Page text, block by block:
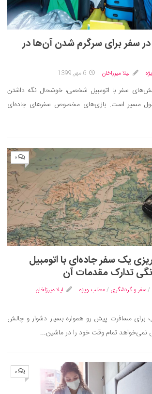
در سفر برای سرگرم شدن آن‌ها در
لیلا میرزاخان 6 مهر, 1399
سفر با اتومبیل شخصی، خوشحال نگه داشتن
مسیر است. بازی‌های مخصوص سفرهای جاده‌ای
۰
یک سفر جاده‌ای با اتومبیل
تدارک مقدمات آن
/سفر و گردشگری /مطلب ویژه
لیلا میرزاخان
برای مسافرت پیش رو همواره بسیار دشوار و چالش
تمام وقت خود را در ماشین...
۰